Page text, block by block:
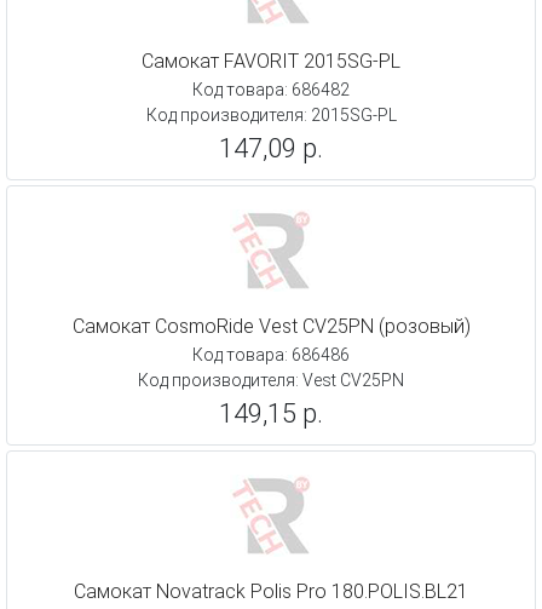
Самокат FAVORIT 2015SG-PL
Код товара: 686482
Код производителя: 2015SG-PL
147,09 р.
Самокат CosmoRide Vest CV25PN (розовый)
Код товара: 686486
Код производителя: Vest CV25PN
149,15 р.
Самокат Novatrack Polis Pro 180.POLIS.BL21